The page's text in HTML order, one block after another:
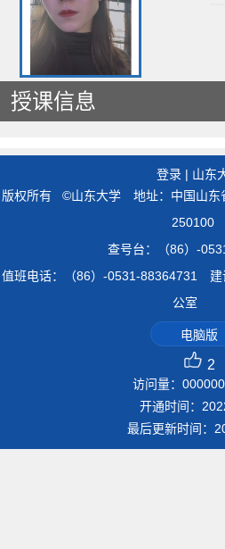
授课信息
登录 | 山东
版权所有 ©山东大学 地址：中国山东
250100
查号台：（86）-
值班电话：（86）-0531-88364731 建
公室
电脑版
2
访问量：
开通时间：
最后更新时间：